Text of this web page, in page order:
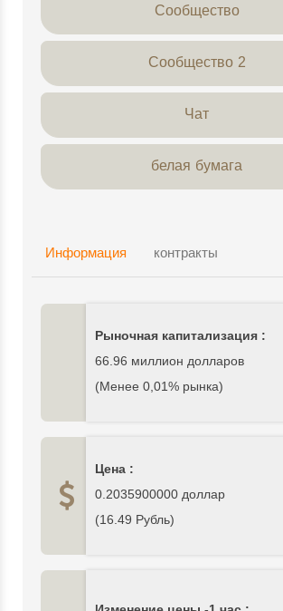
Сообщество
Сообщество 2
Чат
белая бумага
Информация контракты
Рыночная капитализация :
66.96 миллион долларов
(Менее 0,01% рынка)
Цена :
0.2035900000 доллар
(16.49 Рубль)